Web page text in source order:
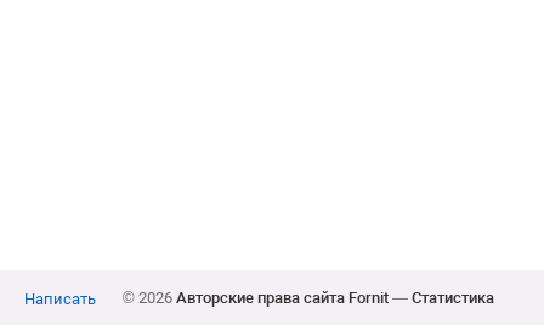
Написать © 2026 Авторские права сайта Fornit— Статистика